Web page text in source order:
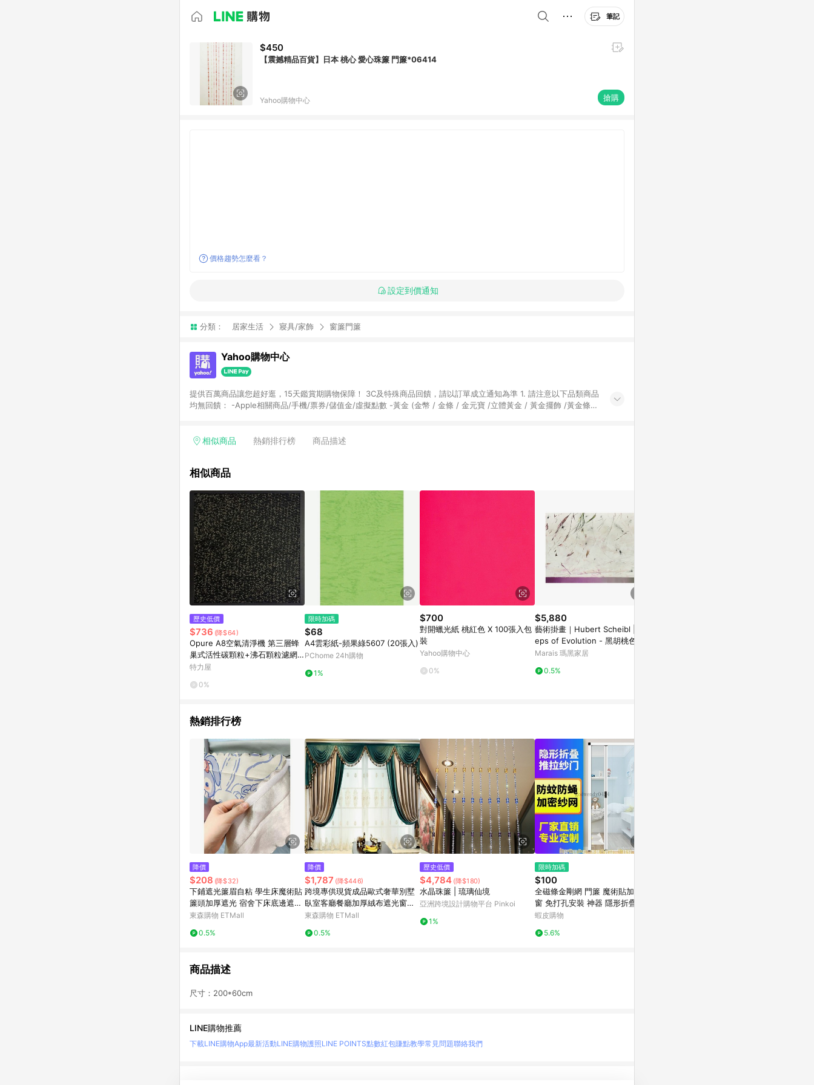
筆記
$450
【震撼精品百貨】日本 桃心 愛心珠簾 門簾*06414
Yahoo購物中心 搶購
價格趨勢怎麼看？
設定到價通知
分類： 居家生活 寢具/家飾 窗簾門簾
Yahoo購物中心
提供百萬商品讓您超好逛，15天鑑賞期購物保障！ 3C及特殊商品回饋，請以訂單成立通知為準 1. 請注意以下品類商品
均無回饋： -Apple相關商品/手機/票券/儲值金/虛擬點數 -黃金 (金幣 / 金條 / 金元寶 /立體黃金 / 黃金擺飾 /黃金條
Yahoo超贈點回饋者 - 購物中心商店之商品：商品賣場中有標示「商店」及顯示商店名稱者(指定活動店家除外) 3. 訂
相似商品 熱銷排行榜 商品描述
相似商品
歷史低價
$736 (降$64)
Opure A8空氣清淨機 第三層蜂
巢式活性碳顆粒+沸石顆粒濾網
A8-D
特力屋
0%
限時加碼
$68
A4雲彩紙-頻果綠5607 (20張入)
PChome 24h購物
1%
$700
對開蠟光紙 桃紅色 X 100張入包
裝
Yahoo購物中心
0%
$5,880
藝術掛畫｜Hubert Scheibl | St
eps of Evolution - 黑胡桃色鋁
框
Marais 瑪黑家居
0.5%
熱銷排行榜
降價
$208 (降$32)
下鋪遮光簾眉自粘 學生床魔術貼
簾頭加厚遮光 宿舍下床底邊遮擋
布
東森購物 ETMall
0.5%
降價
$1,787 (降$446)
跨境專供現貨成品歐式奢華別墅
臥室客廳餐廳加厚絨布遮光窗簾
布
東森購物 ETMall
0.5%
歷史低價
$4,784 (降$180)
水晶珠簾 | 琉璃仙境
亞洲跨境設計購物平台 Pinkoi
1%
限時加碼
$100
全磁條金剛網 門簾 魔術貼加密紗
窗 免打孔安裝 神器 隱形折疊防
紗門紗窗網通風推拉式風琴式伸
蝦皮購物
5.6%
商品描述
尺寸：200*60cm
LINE購物推薦
下載LINE購物App最新活動LINE購物護照LINE POINTS點數紅包賺點教學常見問題聯絡我們